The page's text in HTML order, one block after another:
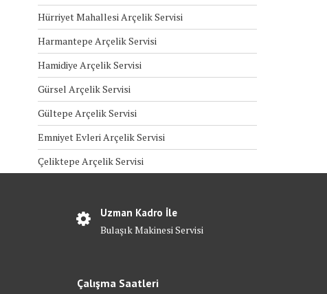
Hürriyet Mahallesi Arçelik Servisi
Harmantepe Arçelik Servisi
Hamidiye Arçelik Servisi
Gürsel Arçelik Servisi
Gültepe Arçelik Servisi
Emniyet Evleri Arçelik Servisi
Çeliktepe Arçelik Servisi
Uzman Kadro İle
Bulaşık Makinesi Servisi
Çalışma Saatleri